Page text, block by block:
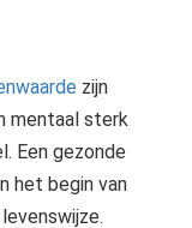
zijn
mentaal sterk
Een gezonde
het begin van